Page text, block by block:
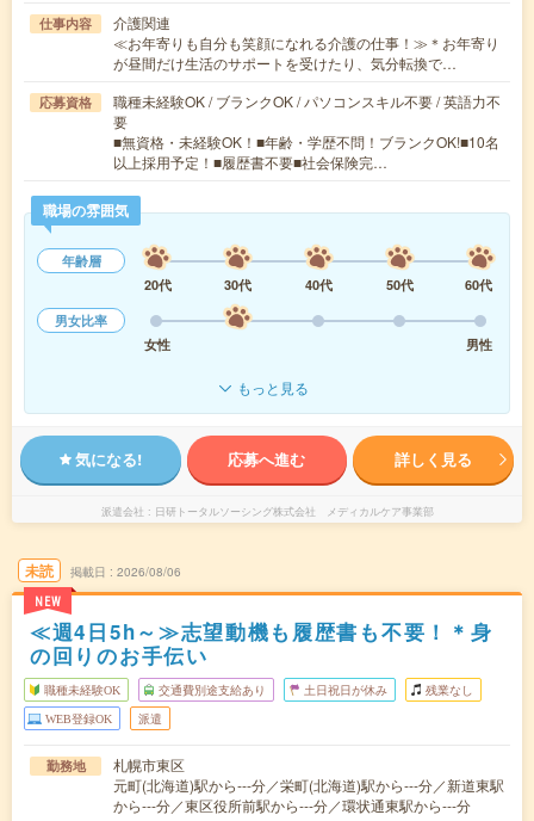
仕事内容
介護関連
≪お年寄りも自分も笑顔になれる介護の仕事！≫＊お年寄り
が昼間だけ生活のサポートを受けたり、気分転換で…
応募資格
職種未経験OK / ブランクOK / パソコンスキル不要 / 英語力不
要
■無資格・未経験OK！■年齢・学歴不問！ブランクOK!■10名
以上採用予定！■履歴書不要■社会保険完…
職場の雰囲気
年齢層
20代
30代 40代 50代
60代
男女比率
女性
男性
もっと見る
気になる! 応募へ進む 詳しく見る
派遣会社 日研トータルソーシング株式会社 メディカルケア事業部
未読
NEW
掲載日 2026/08/06
≪週4日5h～≫志望動機も履歴書も不要！＊身
の回りのお手伝い
職種未経験OK 交通費別途支給あり 土日祝日が休み 残業なし
WEB登録OK 派遣
勤務地
札幌市東区
元町(北海道)駅から---分／栄町(北海道)駅から---分／新道東駅
から---分／東区役所前駅から---分／環状通東駅から---分